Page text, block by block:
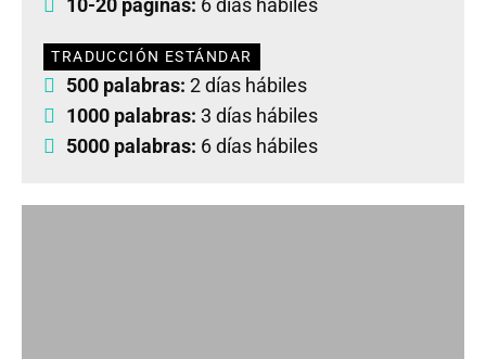
10-20 páginas: 6 días hábiles
TRADUCCIÓN ESTÁNDAR
500 palabras: 2 días hábiles
1000 palabras: 3 días hábiles
5000 palabras: 6 días hábiles